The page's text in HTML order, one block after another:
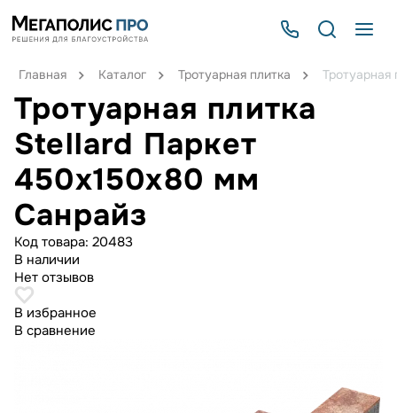
Главная Каталог Тротуарная плитка
Тротуарная плитка
Stellard Паркет
450x150x80 мм
Санрайз
Код товара: 20483
В наличии
Нет отзывов
В избранное
В сравнение